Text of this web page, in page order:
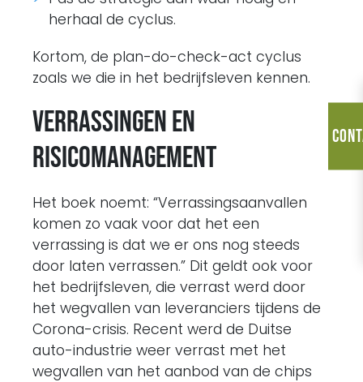
herhaal de cyclus.
Kortom, de plan-do-check-act cyclus
zoals we die in het bedrijfsleven kennen.
Verrassingen en
risicomanagement
Het boek noemt: “Verrassingsaanvallen
komen zo vaak voor dat het een
verrassing is dat we er ons nog steeds
door laten verrassen.” Dit geldt ook voor
het bedrijfsleven, die verrast werd door
het wegvallen van leveranciers tijdens de
Corona-crisis. Recent werd de Duitse
auto-industrie weer verrast met het
wegvallen van het aanbod van de chips